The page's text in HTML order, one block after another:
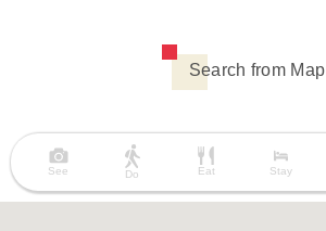
Search from Map
See Do Eat Stay